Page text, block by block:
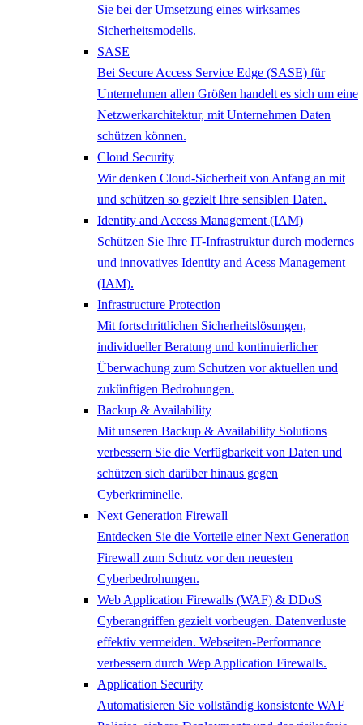
Sie bei der Umsetzung eines wirksames
Sicherheitsmodells.
SASE
Bei Secure Access Service Edge (SASE) für
Unternehmen allen Größen handelt es sich um eine
Netzwerkarchitektur, mit Unternehmen Daten
schützen können.
Cloud Security
Wir denken Cloud-Sicherheit von Anfang an mit
und schützen so gezielt Ihre sensiblen Daten.
Identity and Access Management (IAM)
Schützen Sie Ihre IT-Infrastruktur durch modernes
und innovatives Identity and Acess Management
(IAM).
Infrastructure Protection
Mit fortschrittlichen Sicherheitslösungen,
individueller Beratung und kontinuierlicher
Überwachung zum Schutzen vor aktuellen und
zukünftigen Bedrohungen.
Backup & Availability
Mit unseren Backup & Availability Solutions
verbessern Sie die Verfügbarkeit von Daten und
schützen sich darüber hinaus gegen
Cyberkriminelle.
Next Generation Firewall
Entdecken Sie die Vorteile einer Next Generation
Firewall zum Schutz vor den neuesten
Cyberbedrohungen.
Web Application Firewalls (WAF) & DDoS
Cyberangriffen gezielt vorbeugen. Datenverluste
effektiv vermeiden. Webseiten-Performance
verbessern durch Wep Application Firewalls.
Application Security
Automatisieren Sie vollständig konsistente WAF